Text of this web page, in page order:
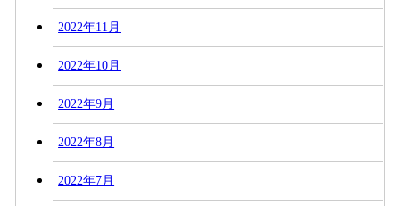
2022年11月
2022年10月
2022年9月
2022年8月
2022年7月